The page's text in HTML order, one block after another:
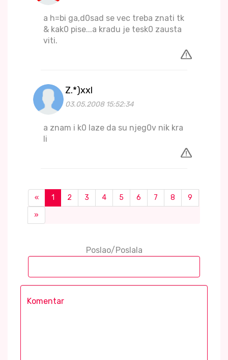
a h=bi ga,d0sad se vec treba znati tk
& kak0 pise...a kradu je tesk0 zausta
viti.
Z.*)xxl
03.05.2008 15:52:34
a znam i k0 laze da su njeg0v nik kra
li
« 1 2 3 4 5 6 7 8
9
»
Poslao/Poslala